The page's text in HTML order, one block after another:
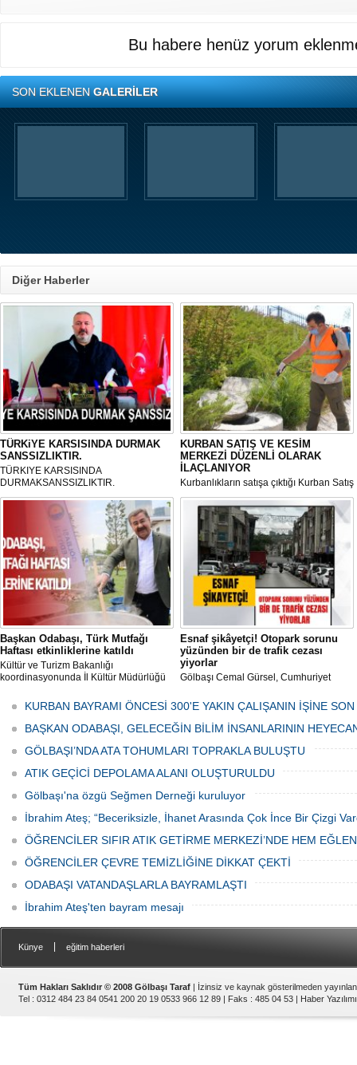
Bu habere henüz yorum
SON EKLENENGALERİLER
Diğer Haberler
TÜRKiYE KARSISINDA DURMAK
SANSSIZLIKTIR.
TÜRKIYE KARSISINDA
DURMAKSANSSIZLIKTIR.
KURBAN SATIŞ VE KESİM
MERKEZİ DÜZENLİ OLARAK
İLAÇLANIYOR
Kurbanlıkların satışa çıktığı Kurban Satış
ve Kesim Merkezi, haşere ve
mikropların önüne geçilmesi amacıyla
her gün Gölbaşı Belediyesi ekipleri
tarafından düzenli olarak ilaçlanıyor.
Başkan Odabaşı, Türk Mutfağı
Haftası etkinliklerine katıldı
Kültür ve Turizm Bakanlığı
koordinasyonunda İl Kültür Müdürlüğü
Haftası" etkinlikleri Ankara'da devam
ediyor.
Esnaf şikâyetçi! Otopark sorunu
yüzünden bir de trafik cezası
yiyorlar
Gölbaşı Cemal Gürsel, Cumhuriyet
bulunan esnaf ve alışverişe gelen
vatandaşlar park cezaları yüzünden
canından bezdi.
KURBAN BAYRAMI ÖNCESİ 300'E YAKIN ÇALIŞANIN İŞİNE
BAŞKAN ODABAŞI, GELECEĞİN BİLİM İNSANLARININ
GÖLBAŞI’NDA ATA TOHUMLARI TOPRAKLA BULUŞTU
ATIK GEÇİCİ DEPOLAMA ALANI OLUŞTURULDU
Gölbaşı'na özgü Seğmen Derneği kuruluyor
İbrahim Ateş; “Beceriksizle, İhanet Arasında Çok İnce Bir Çizgi
ÖĞRENCİLER SIFIR ATIK GETİRME MERKEZİ’NDE HEM
ÖĞRENCİLER ÇEVRE TEMİZLİĞİNE DİKKAT ÇEKTİ
ODABAŞI VATANDAŞLARLA BAYRAMLAŞTI
İbrahim Ateş'ten bayram mesajı
Künye eğitim haberleri
Tüm Hakları Saklıdır © 2008 Gölbaşı Taraf | İzinsiz ve kaynak gösterilmeden
Tel : 0312 484 23 84 0541 200 20 19 0533 966 12 89 | Faks : 485 04 53 | Haber Yazılımı